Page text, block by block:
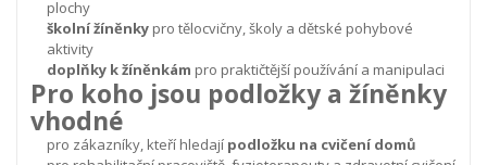
plochy
školní žíněnky pro tělocvičny, školy a dětské pohybové
aktivity
doplňky k žíněnkám pro praktičtější používání a manipulaci
Pro koho jsou podložky a žíněnky
vhodné
pro zákazníky, kteří hledají podložku na cvičení domů